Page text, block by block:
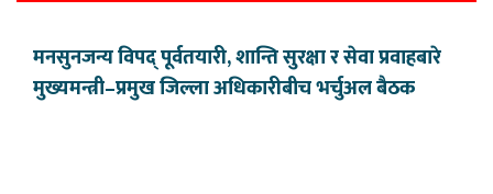
मनसुनजन्य विपद् पूर्वतयारी, शान्ति सुरक्षा र सेवा प्रवाहबारे
मुख्यमन्त्री–प्रमुख जिल्ला अधिकारीबीच भर्चुअल बैठक